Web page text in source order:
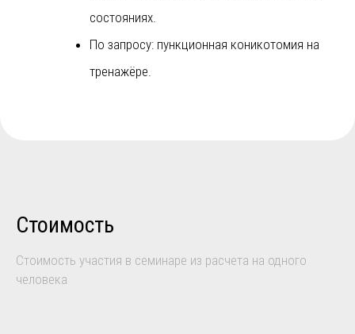
состояниях.
По запросу: пункционная коникотомия на
тренажёре.
Стоимость
Стоимость участия в семинаре из расчета на одного
человека